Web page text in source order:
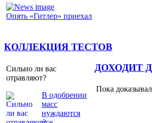
Опять «Гитлер» приехал
КОЛЛЕКЦИЯ ТЕСТОВ
Сильно ли вас
отравляют?
В одобрении
масс
нуждаются
ДОХОДИТ
Пока